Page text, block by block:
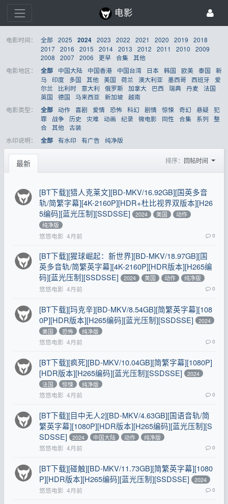
电影
电影时间： 全部 2025 2024 2023 2022 2021 2020 2019
2018
2017 2016 2015 2014 2013 2012 2011 2010
2009
2008
2007 2006 更早 合集 其他
电影地区：
全部 中国大陆 中国香港 中国台湾 日本 韩国 欧美 泰国
新
马
印度 多国 其他 美国 荷兰 澳大利亚 墨西哥 西班牙
爱
尔兰
比利时 意大利 俄罗斯 加拿大 巴西 瑞典 丹麦 法国
英国
德国 马来西亚 新加坡 越南
电影类型：
全部 动作 喜剧 爱情 恐怖 科幻 剧情 惊悚 奇幻 悬疑 犯
罪
战争 历史 灾难 动画 纪录 微电影 同性 合集 系列
整
合 其他 古装
水印说明：
全部 有水印 有广告 纯净版
最新 排序： 回帖时间
[BT下载][猎人克莱文][BD-MKV/16.92GB][国英多音
轨/简繁字幕][4K-2160P][HDR+杜比视界双版本][H26
5编码][蓝光压制][SSDSSE]
2024 美国
动作
纯净版
悠悠电影 4月前 0
[BT下载][猩球崛起：新世界][BD-MKV/18.97GB][国
英多音轨/简繁英字幕][4K-2160P][HDR版本][H265编
码][蓝光压制][SSDSSE]
2024 美国 动作 纯净版
悠悠电影 4月前 0
[BT下载][玛克辛][BD-MKV/8.54GB][简繁英字幕][108
0P][HDR版本][H265编码][蓝光压制][SSDSSE]
2024
美国
恐怖 纯净版
悠悠电影 4月前 0
[BT下载][疯死][BD-MKV/10.04GB][简繁字幕][1080P]
[HDR版本][H265编码][蓝光压制][SSDSSE]
2024
法国
惊悚 纯净版
悠悠电影 4月前 0
[BT下载][目中无人2][BD-MKV/4.63GB][国语音轨/简
繁英字幕][1080P][HDR版本][H265编码][蓝光压制][S
SDSSE]
2024 中国大陆 动作 纯净版
悠悠电影 4月前 0
[BT下载][碰触][BD-MKV/11.73GB][简繁英字幕][1080
P][HDR版本][H265编码][蓝光压制][SSDSSE]
2024
悠悠电影 4月前 0